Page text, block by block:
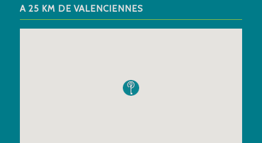
A 25 KM DE VALENCIENNES